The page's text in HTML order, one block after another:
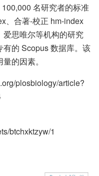
名研究者的标准
、合著-校正 hm-index
思唯尔等机构的研究
的 Scopus 数据库。该
的因素。
plosbiology/article?
btchxktzyw/1